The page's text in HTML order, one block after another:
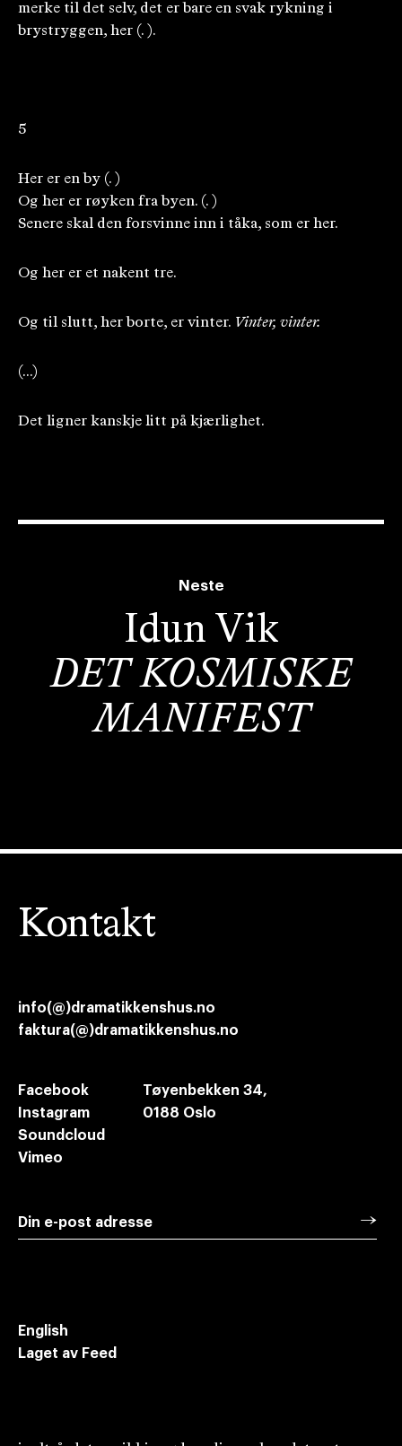
merke til det selv, det er bare en svak rykning i
brystryggen, her (. ).
5
Her er en by (. )
Og her er røyken fra byen. (. )
Senere skal den forsvinne inn i tåka, som er her.
Og her er et nakent tre.
Og til slutt, her borte, er vinter. Vinter, vinter.
(...)
Det ligner kanskje litt på kjærlighet.
Neste
Idun Vik
DET KOSMISKE
MANIFEST
Kontakt
Tøyenbekken 34,
0188 Oslo
info(@)dramatikkenshus.no
faktura(@)dramatikkenshus.no
Facebook
Instagram
Soundcloud
Vimeo
Din e-post adresse →
English
Laget av Feed